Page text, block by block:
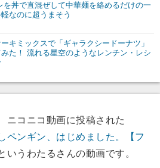
を丼で直混ぜして中華麺を絡めるだけの一
なのに超うまそう
キミックスで「ギャラクシードーナツ」
た！ 流れる星空のようなレンチン・レシ
コニコ動画に投稿された
ペンギン、はじめました。【フ
いうわたるさんの動画です。